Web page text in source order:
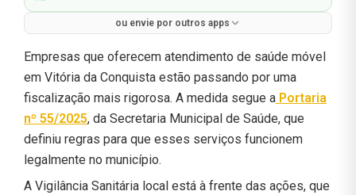
ou envie por outros apps
Empresas que oferecem atendimento de saúde móvel
em Vitória da Conquista estão passando por uma
fiscalização mais rigorosa. A medida segue a Portaria
nº 55/2025, da Secretaria Municipal de Saúde, que
definiu regras para que esses serviços funcionem
legalmente no município.
A Vigilância Sanitária local está à frente das ações, que